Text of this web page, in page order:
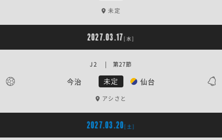
未定
2027.03.17[水]
今治 未定 仙台
J2 | 第27節
アシさと
2027.03.20[土]